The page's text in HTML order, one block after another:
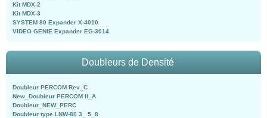
Kit MDX-2
Kit MDX-3
SYSTEM 80 Expander X-4010
VIDEO GENIE Expander EG-3014
Doubleurs de Densité
Doubleur PERCOM Rev_C
New_Doubleur PERCOM II_A
Doubleur_NEW_PERC
Doubleur type LNW-80 3_ 5_8